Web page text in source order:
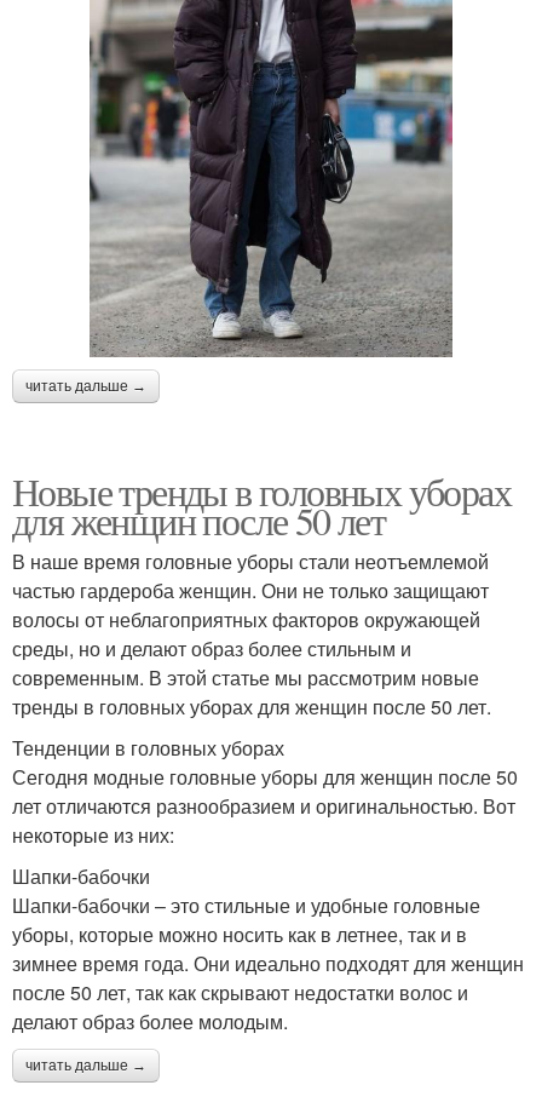
читать дальше →
Новые тренды в головных уборах
для женщин после 50 лет
В наше время головные уборы стали неотъемлемой
частью гардероба женщин. Они не только защищают
волосы от неблагоприятных факторов окружающей
среды, но и делают образ более стильным и
современным. В этой статье мы рассмотрим новые
тренды в головных уборах для женщин после 50 лет.
Тенденции в головных уборах
Сегодня модные головные уборы для женщин после 50
лет отличаются разнообразием и оригинальностью. Вот
некоторые из них:
Шапки-бабочки
Шапки-бабочки – это стильные и удобные головные
уборы, которые можно носить как в летнее, так и в
зимнее время года. Они идеально подходят для женщин
после 50 лет, так как скрывают недостатки волос и
делают образ более молодым.
читать дальше →